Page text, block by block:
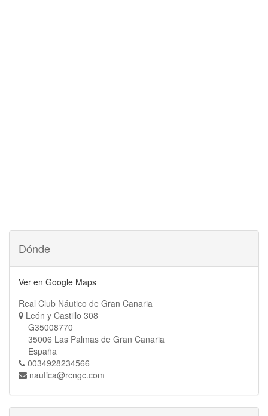
Dónde
Ver en Google Maps
Real Club Náutico de Gran Canaria
León y Castillo 308
G35008770
35006 Las Palmas de Gran Canaria
España
0034928234566
nautica@rcngc.com